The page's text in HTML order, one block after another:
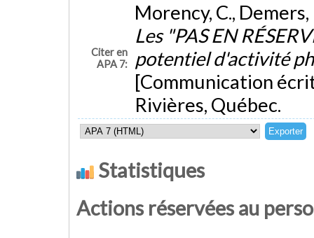
Citer en
APA 7:
Morency, C.,
Les "PAS EN
potentiel d'activité
[Communication
Rivières, Québec.
Statistiques
Actions réservées au